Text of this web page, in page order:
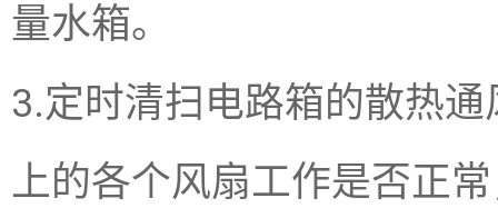
量水箱。
3.定时清扫电路箱的散热
上的各个风扇工作是否正